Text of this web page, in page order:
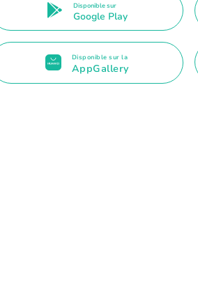
Disponible sur
Google Play
Disponible sur la
AppGallery